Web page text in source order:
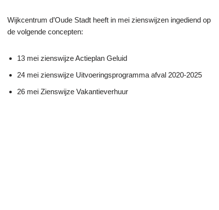
Wijkcentrum d’Oude Stadt heeft in mei zienswijzen ingediend op
de volgende concepten:
13 mei zienswijze Actieplan Geluid
24 mei zienswijze Uitvoeringsprogramma afval 2020-2025
26 mei Zienswijze Vakantieverhuur